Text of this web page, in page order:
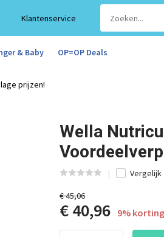
Klantenservice
& Baby OP=OP Deals
prijzen!
Wella
Vergelijk
€ 45,06
€ 40,96 9% korting